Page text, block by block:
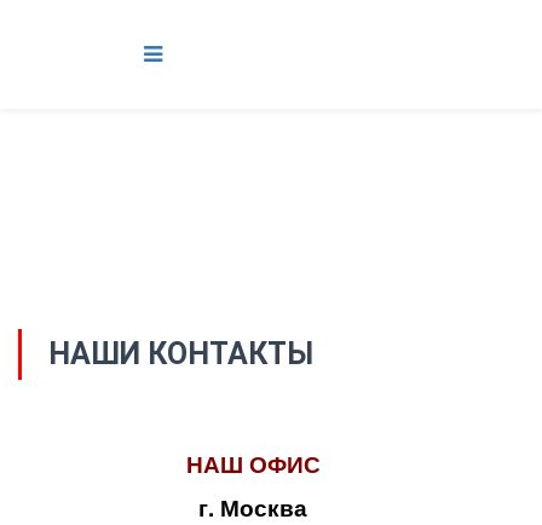
НАШИ КОНТАКТЫ
НАШ ОФИС
г. Москва